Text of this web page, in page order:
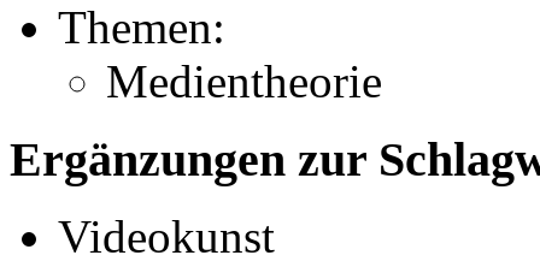
Themen:
Medientheorie
Ergänzungen zur
Videokunst